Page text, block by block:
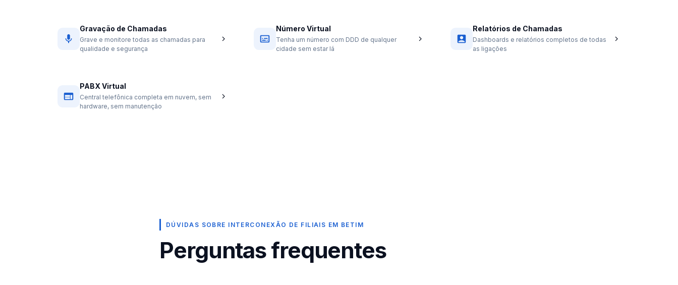
Gravação de Chamadas
Grave e monitore todas as chamadas para
qualidade e segurança
Número Virtual
Tenha um número com DDD de qualquer
cidade sem estar lá
Relatórios de Chamadas
Dashboards e relatórios completos de todas
as ligações
PABX Virtual
Central telefônica completa em nuvem, sem
hardware, sem manutenção
DÚVIDAS SOBRE INTERCONEXÃO DE FILIAIS EM BETIM
Perguntas frequentes